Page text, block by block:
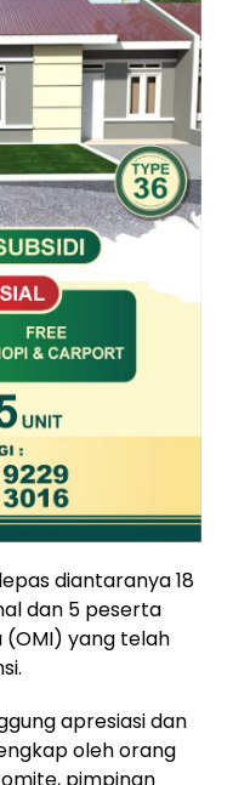
diantaranya 18
dan 5 peserta
(OMI) yang telah
apresiasi dan
oleh orang
pimpinan